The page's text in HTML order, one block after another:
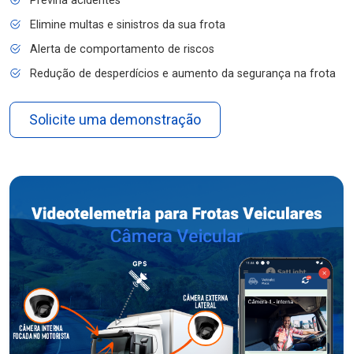
Elimine multas e sinistros da sua frota
Alerta de comportamento de riscos
Redução de desperdícios e aumento da segurança na frota
Solicite uma demonstração